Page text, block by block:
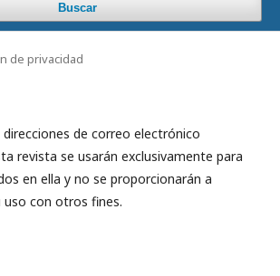
Buscar
de privacidad
de correo electrónico
revista se usarán exclusivamente para
en ella y no se proporcionarán a
con otros fines.